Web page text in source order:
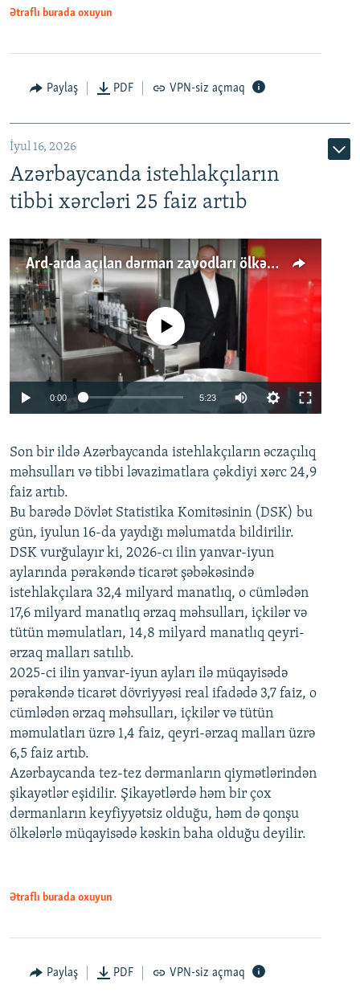
Ətraflı burada oxuyun
Paylaş PDF VPN-siz açmaq
İyul 16, 2026
Azərbaycanda istehlakçıların
tibbi xərcləri 25 faiz artıb
Ard-arda açılan dərman zavodları ölkənin tələbatını ödəyirmi?
Auto 240p 360p 480p
720p 1080p
No media source currently available
0:00 5:23
360p
480p
720p
1080p
Son bir ildə Azərbaycanda istehlakçıların əczaçılıq
məhsulları və tibbi ləvazimatlara çəkdiyi xərc 24,9
faiz artıb.
Bu barədə Dövlət Statistika Komitəsinin (DSK) bu
gün, iyulun 16-da yaydığı məlumatda bildirilir.
DSK vurğulayır ki, 2026-cı ilin yanvar-iyun
aylarında pərakəndə ticarət şəbəkəsində
istehlakçılara 32,4 milyard manatlıq, o cümlədən
17,6 milyard manatlıq ərzaq məhsulları, içkilər və
tütün məmulatları, 14,8 milyard manatlıq qeyri-
ərzaq malları satılıb.
2025-ci ilin yanvar-iyun ayları ilə müqayisədə
pərakəndə ticarət dövriyyəsi real ifadədə 3,7 faiz, o
cümlədən ərzaq məhsulları, içkilər və tütün
məmulatları üzrə 1,4 faiz, qeyri-ərzaq malları üzrə
6,5 faiz artıb.
Azərbaycanda tez-tez dərmanların qiymətlərindən
şikayətlər eşidilir. Şikayətlərdə həm bir çox
dərmanların keyfiyyətsiz olduğu, həm də qonşu
ölkələrlə müqayisədə kəskin baha olduğu deyilir.
Ətraflı burada oxuyun
Paylaş PDF VPN-siz açmaq